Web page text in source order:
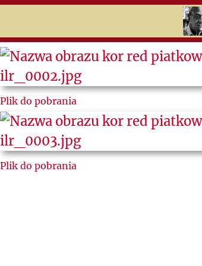
Search
Jerzy
Giedroyc
Ludzie
„Kultury”
Plik do pobrania
Plik do pobrania